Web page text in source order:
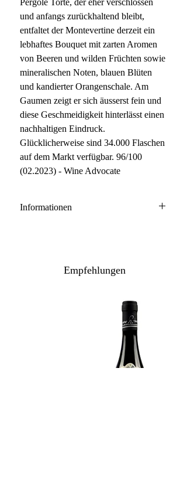
und anfangs zurückhaltend bleibt,
entfaltet der Montevertine derzeit ein
lebhaftes Bouquet mit zarten Aromen
von Beeren und wilden Früchten sowie
mineralischen Noten, blauen Blüten
und kandierter Orangenschale. Am
Gaumen zeigt er sich äusserst fein und
diese Geschmeidigkeit hinterlässt einen
nachhaltigen Eindruck.
Glücklicherweise sind 34.000 Flaschen
auf dem Markt verfügbar. 96/100
(02.2023) - Wine Advocate
Informationen
Anbau: biologisch
Flaschenreife: mehrere Monate
Inhalt / Gebinde: 75 cl / 6er Karton
Empfehlungen